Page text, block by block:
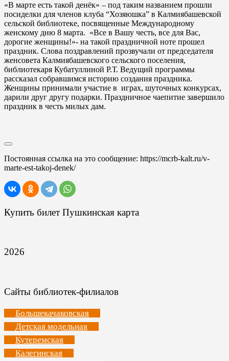
«В марте есть такой денёк» – под таким названием прошли
посиделки для членов клуба “Хозяюшка” в Калмиябашевской
сельской библиотеке, посвященные Международному
женскому дню 8 марта. «Все в Вашу честь, все для Вас,
дорогие женщины!»- на такой праздничной ноте прошел
праздник. Слова поздравлений прозвучали от председателя
женсовета Калмиябашевского сельского поселения,
библиотекаря Кубатуллиной Р.Т. Ведущий программы
рассказал собравшимся историю создания праздника.
Женщины принимали участие в играх, шуточных конкурсах,
дарили друг другу подарки. Праздничное чаепитие завершило
праздник в честь милых дам.
Постоянная ссылка на это сообщение: https://mcrb-kalt.ru/v-
marte-est-takoj-denek/
Купить билет Пушкинская карта
2026
Сайты библиотек-филиалов
Большекачаковская
Детская модельная
Кутеремская
Калегинская